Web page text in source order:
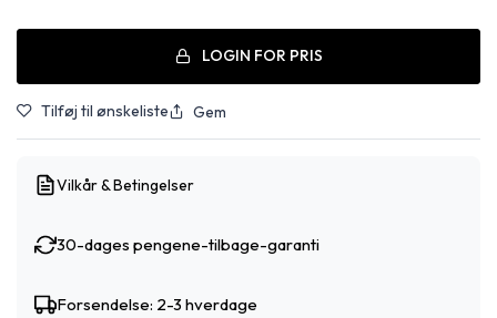
LOGIN FOR PRIS
Tilføj til ønskeliste Gem
Vilkår & Betingelser
30-dages pengene-tilbage-garanti
Forsendelse: 2-3 hverdage